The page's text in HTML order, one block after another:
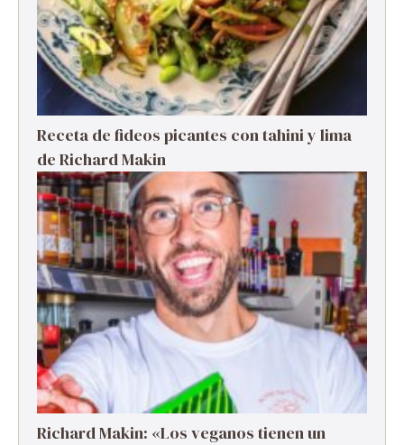
Receta de fideos picantes con tahini y lima
de Richard Makin
Richard Makin: «Los veganos tienen un